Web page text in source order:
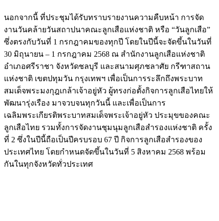
นอกจากนี้ ที่ประชุมได้รับทราบรายงานความคืบหน้า การจัด
งานวันคล้ายวันสถาปนาคณะลูกเสือแห่งชาติ หรือ “วันลูกเสือ”
ซึ่งตรงกับวันที่ 1 กรกฎาคมของทุกปี โดยในปีนี้จะจัดขึ้นในวันที่
30 มิถุนายน – 1 กรกฎาคม 2568 ณ สำนักงานลูกเสือแห่งชาติ
อำเภอศรีราชา จังหวัดชลบุรี และสนามศุภชลาศัย กรีฑาสถาน
แห่งชาติ เขตปทุมวัน กรุงเทพฯ เพื่อเป็นการระลึกถึงพระบาท
สมเด็จพระมงกุฎเกล้าเจ้าอยู่หัว ผู้ทรงก่อตั้งกิจการลูกเสือไทยให้
พัฒนารุ่งเรือง มาจวบจนทุกวันนี้ และเพื่อเป็นการ
เฉลิมพระเกียรติพระบาทสมเด็จพระเจ้าอยู่หัว ประมุขของคณะ
ลูกเสือไทย รวมทั้งการจัดงานชุมนุมลูกเสือสำรองแห่งชาติ ครั้ง
ที่ 2 ซึ่งในปีนี้ถือเป็นปีครบรอบ 67 ปี กิจการลูกเสือสำรองของ
ประเทศไทย โดยกำหนดจัดขึ้นในวันที่ 5 สิงหาคม 2568 พร้อม
กันในทุกจังหวัดทั่วประเทศ